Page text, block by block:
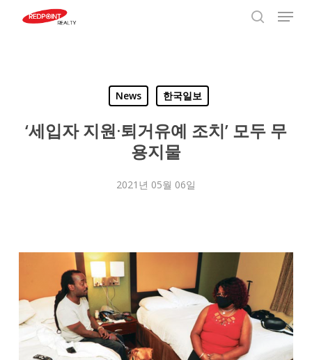
Menu
News 한국일보
‘세입자 지원·퇴거유예 조치’ 모두 무
용지물
2021년 05월 06일